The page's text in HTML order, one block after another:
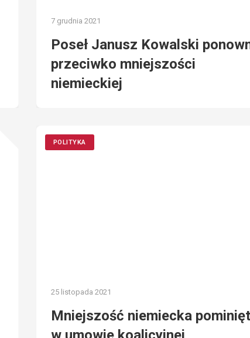
7 grudnia 2021
Poseł Janusz Kowalski
przeciwko mniejszości
niemieckiej
POLITYKA
25 listopada 2021
Mniejszość niemiecka